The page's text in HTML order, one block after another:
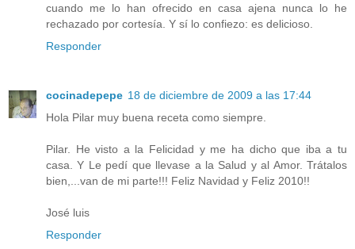
cuando me lo han ofrecido en casa ajena nunca lo he
rechazado por cortesía. Y sí lo confiezo: es delicioso.
Responder
cocinadepepe 18 de diciembre de 2009 a las 17:44
Hola Pilar muy buena receta como siempre.
Pilar. He visto a la Felicidad y me ha dicho que iba a tu
casa. Y Le pedí que llevase a la Salud y al Amor. Trátalos
bien,...van de mi parte!!! Feliz Navidad y Feliz 2010!!
José luis
Responder